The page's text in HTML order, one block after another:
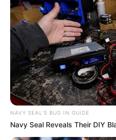
NAVY SEAL'S BUG IN GUIDE
Navy Seal Reveals Their DIY